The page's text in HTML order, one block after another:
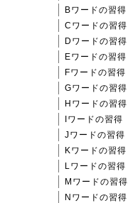
Bワードの習得
Cワードの習得
Dワードの習得
Eワードの習得
Fワードの習得
Gワードの習得
Hワードの習得
Iワードの習得
Jワードの習得
Kワードの習得
Lワードの習得
Mワードの習得
Nワードの習得